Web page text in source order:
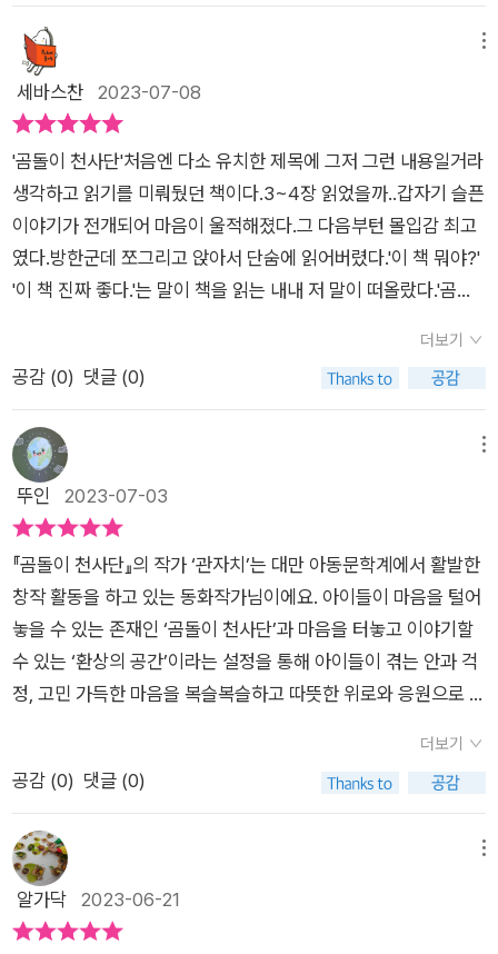
가지고 놀았던 곰인형을 소재로 아이들의 마음을 어루만져주는
것 같은 느낌이에요.서정적인 느낌을 주는 곰 인형을 통해 아이들
의 마음을 들여다보고 치유할수 있는 따뜻한 책!특히 스트레스를
받은 주변 지인들에게 선물해도 좋을 것 같습니다. 독일 프랑크푸
르트 도서전 최우수 동화상과 대만 금정상, 중화 아동 문학상 등
을 수상했고 대만 아동문학계에서 활발한 창작 활동을 펼치면서
대만과 중국에서 큰 사랑을 받아온 동화 작가 관자치는 고민의 방
향이 엉뚱한 곳으로 튀기 일쑤인 아이들의 곤혹스러운 마음과 불
안한 심리를 아이들의 시선에서 따뜻하고 서정적인 감성을 담아
녀 샤오탕으로 구성된 곰돌이 천사단은 고민 가득한 아이를 품에
안아 토닥여 주고, 각종 불만이나 하소연을 끈기 있게 들어 주며,
때로는 분노와 스트레스를 풀 수 있도록 마음의 샌드백 역할을 하
기도 한다. 이로써 아이들은 오랫동안 괴롭게 끌어안고 지냈던 죄
책감과 자책을 털어 내고, 내면에 드리웠던 수심의 그늘을 걷어내
는가 하면, 마냥 커 보이기만 했던 어른들조차도 각자 짊어진 삶
의 무게에 자신들처럼 고민하고 힘들어한다는 사실에 마음 아파
하며 되려 담담한 위로를 건네기도 한다.​ 살아가면서 걱정하고 고
민할 일이 생기지 않는다면 가장 좋겠지만 우리는 그것이 불가능
하다는 것을 안다. 일어나는 세상의 일들은 우리가 어찌할 수 없
는 일들이 대부분이지만, 그 일에 대처하는 태도와 마음은 우리가
선택할 수 있는 몫이다. 한창 자라나는 나무에 가지가 웃자라고
상처 입어 생긴 옹이가 훗날 그 나무를 땅에 더 굳세게 뿌리내리
게 하듯이, 상처 주고 상처 입히는 일들에 대처하는 마음의 근력
성장할 수 있을 것이다. 이 책을 읽는 이들 모두가 ‘곰돌이 천사
단’이 되어 아이들의 이야기를 귀 기울여 들어 주고 진지하게 응
답함으로써 어린이들이 걱정과 고민에 주저앉지 않고 자신의 세
상을 건강하게 만들어 갈 수 있게 되기를 희망한다.​
곰돌이 천사단이 들어주고 따뜻한 위로와 응원을 건내주는 아동
심리 치유 동화.'곰돌이 천사단'현실 속 이런 곰돌이 천사단처럼
아이들의 마음에 귀 귀울여 들어주고 안아주고 방향을 잡아주는
조언을 해주어야 할 몫은 어른들이라는 것!책 내용도 따뜻하지만
을 느낄 수 있었어요.​아이들의 말에 훈계하고 해결해 주기 보단
그저 이야기를 들어주고 지지하며 위로해주는 것만으로 스스로
극복하며 이겨낼 수 있는 힘이 된다는 것.동화지만 많은 생각을
하게 하는 책이었어요.​아이들과 함께 읽고 이야기 나눠보면 좋은
책이라 추천 드립니다. -출판사로부터 책을 제공 받아 직접 읽고
실에 방문한 스레이는 곰돌이 인형들과 함께 있게되면서 믿지못
할 마법의 시간을 갖게되요. 스레이의 고민을 해결하고 위로와 격
려를 건네주는 곰돌이 천사단을 이 책에서 만나보세요~출판사로
부터 도서를 제공받아 읽고 주관적인 생각을 쓴 리뷰입니다.
며 마음을 열기 시작합니다.​마음 속에 있는 고민을 마음 바깥 쪽
에 꺼내 놓으면서 생기는 변화들을​경험하는 주인공 스레이를 보
면서 위로를 받고 있는 나를 발견합니다.​따스한 그림과 함께 가볍
시리 마음이 따스해지는 곰돌이 천사단​투덜곰, 토닥곰, 땡땡곰과
이야기 나누어 보고픈 마음이 새록새록 ​피어납니다​초등 고학년
부터 청소년들에게 추천합니다.
세바스찬 2023-07-08
'곰돌이 천사단'처음엔 다소 유치한 제목에 그저 그런 내용일거라
생각하고 읽기를 미뤄뒀던 책이다.3~4장 읽었을까..갑자기 슬픈
이야기가 전개되어 마음이 울적해졌다.그 다음부턴 몰입감 최고
였다.방한군데 쪼그리고 앉아서 단숨에 읽어버렸다.'이 책 뭐야?'
'이 책 진짜 좋다.'는 말이 책을 읽는 내내 저 말이 떠올랐다.'곰돌
는 곰돌이천사단을 통해 위로받고 공감받는 성장이야기이다.주
인공은 스레이. 스레이는 암에 걸린 할아버지가 돌아가시자 마자
러가다 교통사고를 당했다.스레이에게는 엄마의 사고가 죄책감
과 트라우마로 남아있다.그러던 어느 날 학교에 상담선생님인 탕
선생님이 부임하고, 스미레는 우연히 상담실에 가게 되었다. 상담
땡곰이 좋지만 셋다 나름의 매력이 있다.곰을 만지면 꿈 속에서
곰 세마리와 여자아이 샤오탕을 만나게 되는데, 그들이 바로 곰돌
이 천사단이다.그들을 아무때나 만날 순 없다. 걱정이나 고민이
있어야만 만날 수 있다.스레이는 그들의 위로와 공감을 통해 엄마
사고의 죄책감에서 조금씩 벗어난다.그 다음엔 판샤오윈, 팡춘링,
차오웨이까지 각각의 고민과 걱정거리들을 곰돌이 천사단을 통
해 차츰 치유되어 간다.곰돌이 천사단은 각자의 역할에 맞게 아이
더 좋았던 것 같다.처음엔 상담실에 유치하게 무슨 곰돌이야라고
생각했는데, 크고 따뜻한 곰돌이를 꼭 안는 것만으로도 위로가 될
것 같다.저런 분위기의 상담실이라면 아이들이 마음놓고 고민이
나 걱정거리를 털어놓을 것 같다.아이들의 고민과 걱정거리를 덜
더보기
공감 (0) 댓글 (0)
뚜인 2023-07-03
『곰돌이 천사단』의 작가 ‘관자치’는 대만 아동문학계에서 활발한
창작 활동을 하고 있는 동화작가님이에요. 아이들이 마음을 털어
놓을 수 있는 존재인 ‘곰돌이 천사단’과 마음을 터놓고 이야기할
수 있는 ‘환상의 공간’이라는 설정을 통해 아이들이 겪는 안과 걱
정, 고민 가득한 마음을 복슬복슬하고 따뜻한 위로와 응원으로 어
에게 말해주면 좋겠는데, 누구에게나 쉽게 말할 수 없는 속마음이
있습니다. 아이들의 고민을 한번 들어보고 ‘곰돌이 천사단’은 어
이’의 이야기로 시작합니다. 스레이가 유치원 무렵 할아버지가 병
으로 돌아가신 지 보름도 안 돼서 엄마마저 세상을 떠났습니다.
예상치 못한 엄마의 죽음은 자신이 젤리를 사달라고 떼를 써서 스
더보기
공감 (0) 댓글 (0)
알가닥 2023-06-21